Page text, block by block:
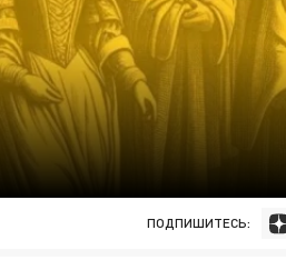
ПОДПИШИТЕСЬ: